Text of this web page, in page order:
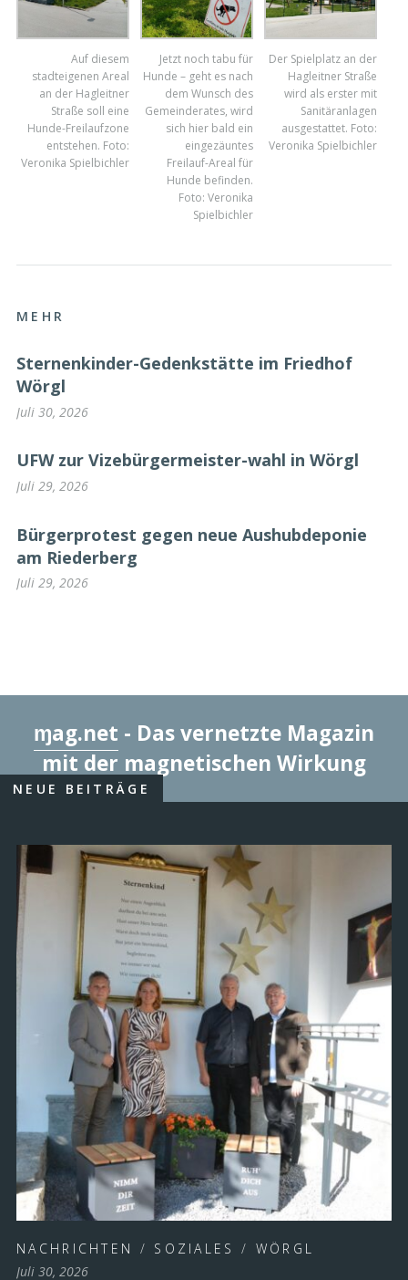
Auf diesem
stadteigenen Areal
an der Hagleitner
Straße soll eine
Hunde-Freilaufzone
entstehen. Foto:
Veronika Spielbichler
Jetzt noch tabu für
Hunde – geht es nach
dem Wunsch des
Gemeinderates, wird
sich hier bald ein
eingezäuntes
Freilauf-Areal für
Hunde befinden.
Foto: Veronika
Spielbichler
Der Spielplatz an der
Hagleitner Straße
wird als erster mit
Sanitäranlagen
ausgestattet. Foto:
Veronika Spielbichler
MEHR
Sternenkinder-Gedenkstätte im Friedhof
Wörgl
Juli 30, 2026
UFW zur Vizebürgermeister-wahl in Wörgl
Juli 29, 2026
Bürgerprotest gegen neue Aushubdeponie
am Riederberg
Juli 29, 2026
ɱag.net - Das vernetzte Magazin
mit der magnetischen Wirkung
NEUE BEITRÄGE
NACHRICHTEN / SOZIALES / WÖRGL
Juli 30, 2026